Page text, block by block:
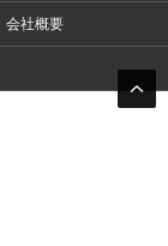
会社概要